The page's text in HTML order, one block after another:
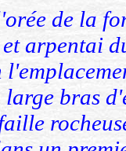
de la
et arpentai
bras